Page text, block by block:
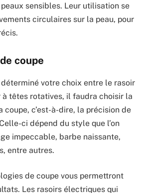
sensibles. Leur utilisation se
circulaires sur la peau, pour
coupe
déterminé votre choix entre le rasoir
têtes rotatives, il faudra choisir la
coupe, c’est-à-dire, la précision de
ci dépend du style que l’on
impeccable, barbe naissante,
entre autres.
de coupe vous permettront
Les rasoirs électriques qui